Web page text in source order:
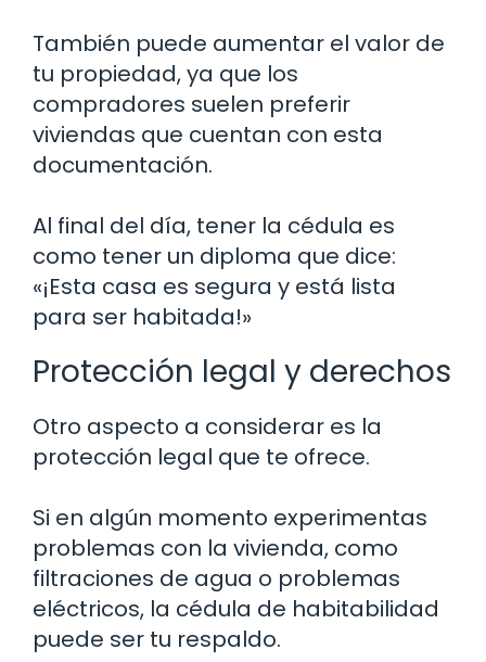
También puede aumentar el valor de
tu propiedad, ya que los
compradores suelen preferir
viviendas que cuentan con esta
documentación.
Al final del día, tener la cédula es
como tener un diploma que dice:
«¡Esta casa es segura y está lista
para ser habitada!»
Protección legal y derechos
Otro aspecto a considerar es la
protección legal que te ofrece.
Si en algún momento experimentas
problemas con la vivienda, como
filtraciones de agua o problemas
eléctricos, la cédula de habitabilidad
puede ser tu respaldo.